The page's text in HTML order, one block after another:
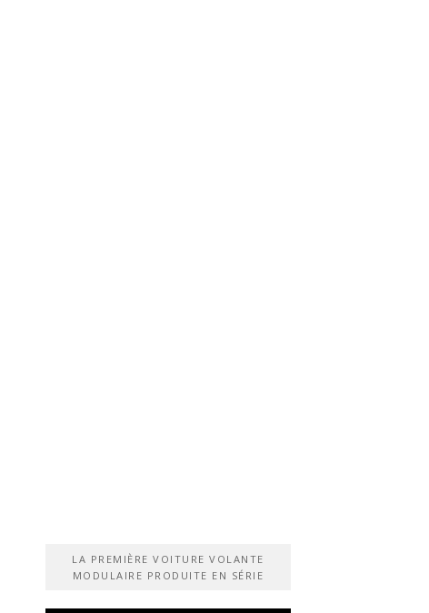
LA PREMIÈRE VOITURE VOLANTE
MODULAIRE PRODUITE EN SÉRIE